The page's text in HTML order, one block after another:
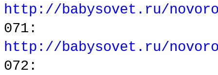
http://babysovet.ru/
071:
http://babysovet.ru/
072: